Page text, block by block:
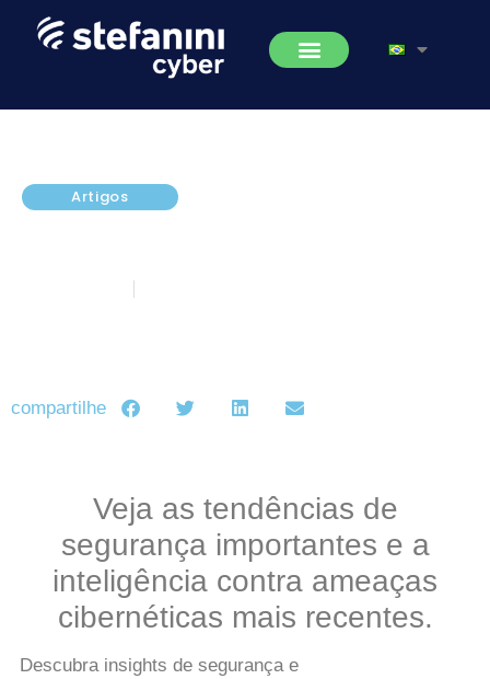
Artigos
compartilhe
Veja as tendências de
segurança importantes e a
inteligência contra ameaças
cibernéticas mais recentes.
Descubra insights de segurança e